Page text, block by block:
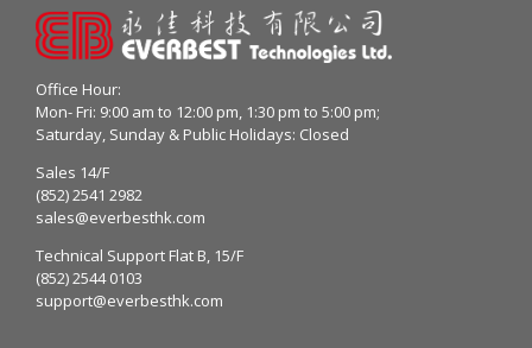
Office Hour:
Mon- Fri: 9:00 am to 12:00 pm, 1:30 pm to 5:00 pm;
Saturday, Sunday & Public Holidays: Closed
Sales 14/F
(852) 2541 2982
sales@everbesthk.com
Technical Support Flat B, 15/F
(852) 2544 0103
support@everbesthk.com